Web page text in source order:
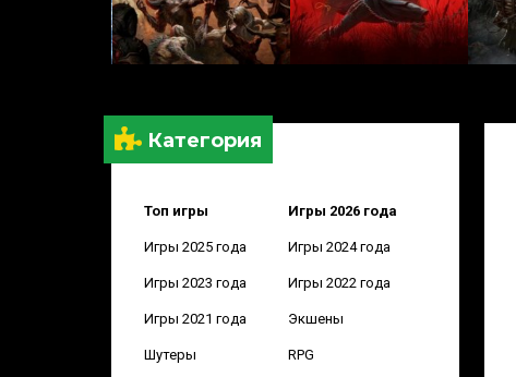
Категория
Топ игры Игры 2026 года
Игры 2025 года Игры 2024 года
Игры 2023 года Игры 2022 года
Игры 2021 года Экшены
Шутеры RPG